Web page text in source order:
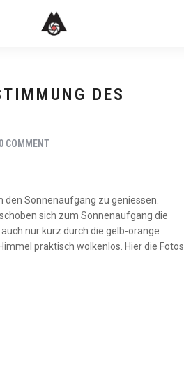
DES
0 COMMENT
den Sonnenaufgang zu geniessen.
sich zum Sonnenaufgang die
nur kurz durch die gelb-orange
praktisch wolkenlos. Hier die Fotos